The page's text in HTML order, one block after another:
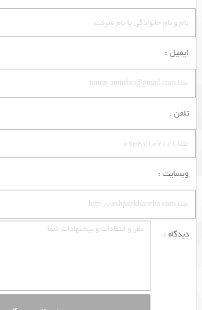
ایمیل :
تلفن :
وبسایت :
دیدگاه :